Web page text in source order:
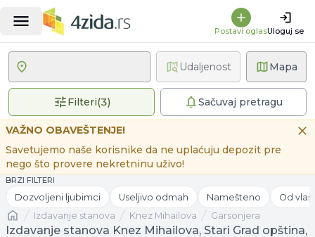
Postavi oglasUloguj se
Mapa
Filteri(3)3 primenjena filteraSačuvaj pretragu
Udaljenost
VAŽNO OBAVEŠTENJE!
Savetujemo naše korisnike da ne uplaćuju depozit pre
nego što provere nekretninu uživo!
BRZI FILTERI
Dozvoljeni ljubimci Useljivo odmah Namešteno Od
Naslovnaizdavanje stanova Knez Mihailova Garsonjera
Izdavanje stanova Knez Mihailova, Stari Grad opština,